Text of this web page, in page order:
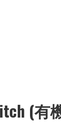
(有